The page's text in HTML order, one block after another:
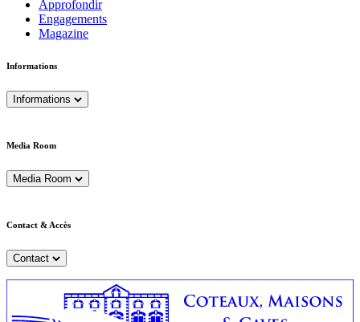
Approfondir
Engagements
Magazine
Informations
Informations
Media Room
Media Room
Contact & Accès
Contact